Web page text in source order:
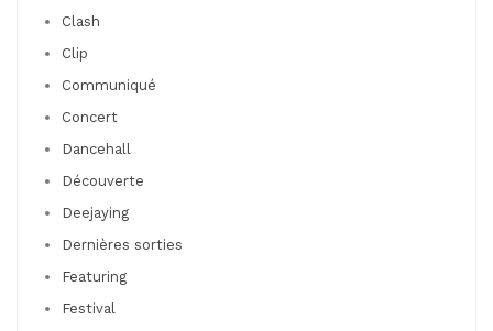
Clash
Clip
Communiqué
Concert
Dancehall
Découverte
Deejaying
Dernières sorties
Featuring
Festival